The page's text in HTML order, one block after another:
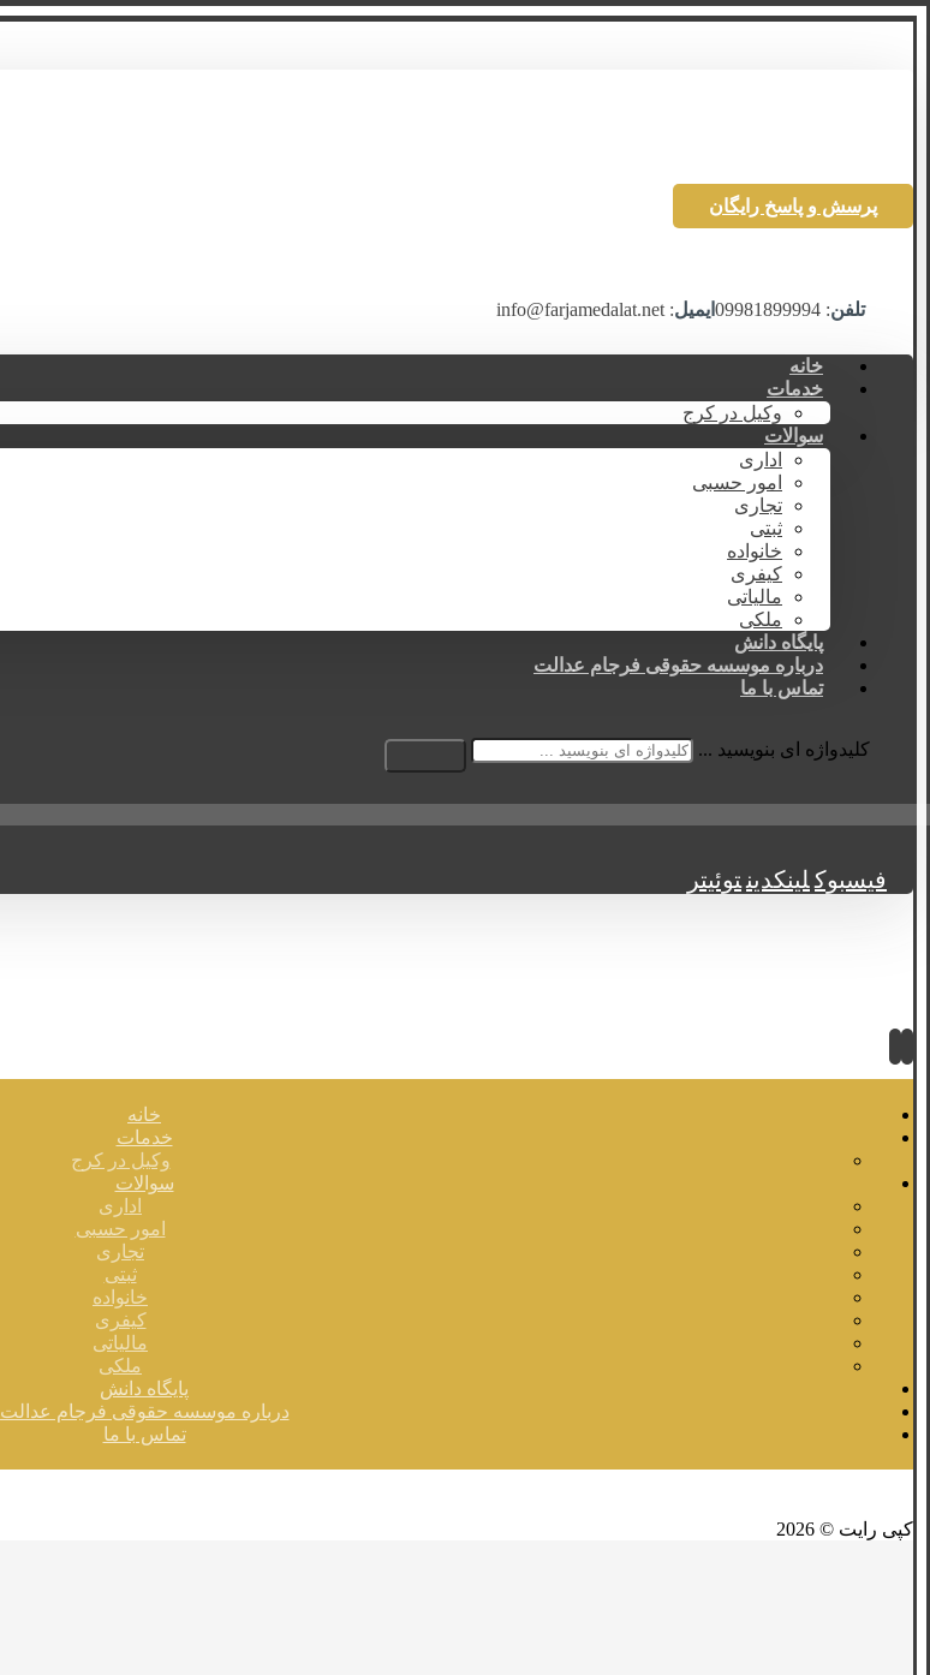
پرسش و پاسخ رایگان
تلفن: 09981899994 ایمیل: info@farjamedalat.net
خانه
خدمات
وکیل در کرج
سوالات
اداری
امور حسبی
تجاری
ثبتی
خانواده
کیفری
مالیاتی
ملکی
پایگاه دانش
درباره موسسه حقوقی فرجام عدالت
تماس با ما
کلیدواژه ای بنویسید ...
فیسبوکلینکدینتوئیتر
خانه
خدمات
وکیل در کرج
سوالات
اداری
امور حسبی
تجاری
ثبتی
خانواده
کیفری
مالیاتی
ملکی
پایگاه دانش
درباره موسسه حقوقی فرجام عدالت
تماس با ما
کپی رایت © 2026